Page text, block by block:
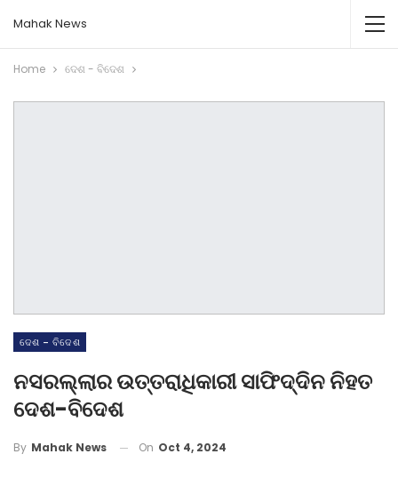
Mahak News
Home ଦେଶ - ବିଦେଶ
ଦେଶ - ବିଦେଶ
ନସରଲ୍ଲାର ଉତ୍ତରାଧିକାରୀ ସାଫିଦ୍ଦିନ ନିହତ
ଦେଶ-ବିଦେଶ
By Mahak News On Oct 4, 2024